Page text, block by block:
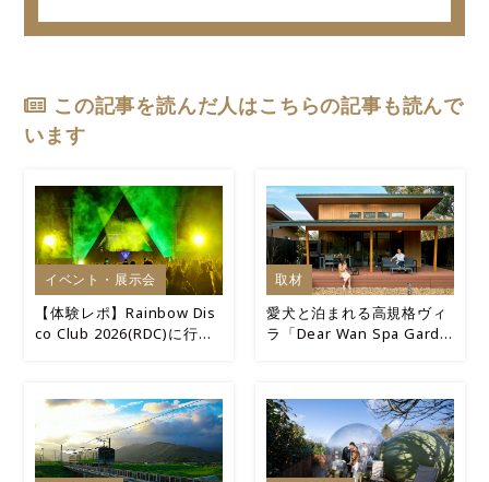
この記事を読んだ人はこちらの記事も読んで
います
イベント・展示会
【体験レポ】Rainbow Dis
co Club 2026(RDC)に行っ
取材
愛犬と泊まれる高規格ヴィ
ラ「Dear Wan Spa Garde